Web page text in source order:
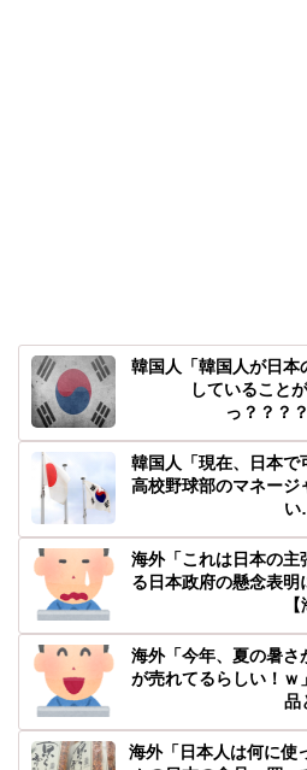
韓国人「韓国人が日本
していること
っ？？？
韓国人「現在、日本で
高校野球部のマネー
い
海外「これは日本の
る日本政府の懸念表明
海外「今年、夏の暑さ
が売れてるらしい！ｗ
品
海外「日本人は何に使